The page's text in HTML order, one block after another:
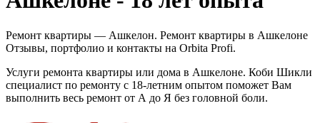
Ремонт квартиры — Ашкелон. Ремонт квартиры в Ашкелоне
Отзывы, портфолио и контакты на Orbita Profi.
Услуги ремонта квартиры или дома в Ашкелоне. Коби Шикли
специалист по ремонту с 18-летним опытом поможет Вам
выполнить весь ремонт от А до Я без головной боли.